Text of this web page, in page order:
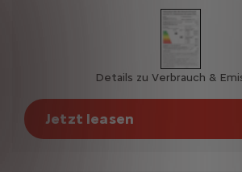
Details zu Verbrauch &
Jetzt leasen